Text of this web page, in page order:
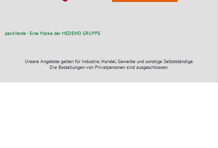
packVerde - Eine Marke der MEDEWO GRUPPE
Unsere Angebote gelten für Industrie, Handel, Gewerbe und sonstige Selbstständige.
Die Bestellungen von Privatpersonen sind ausgeschlossen.